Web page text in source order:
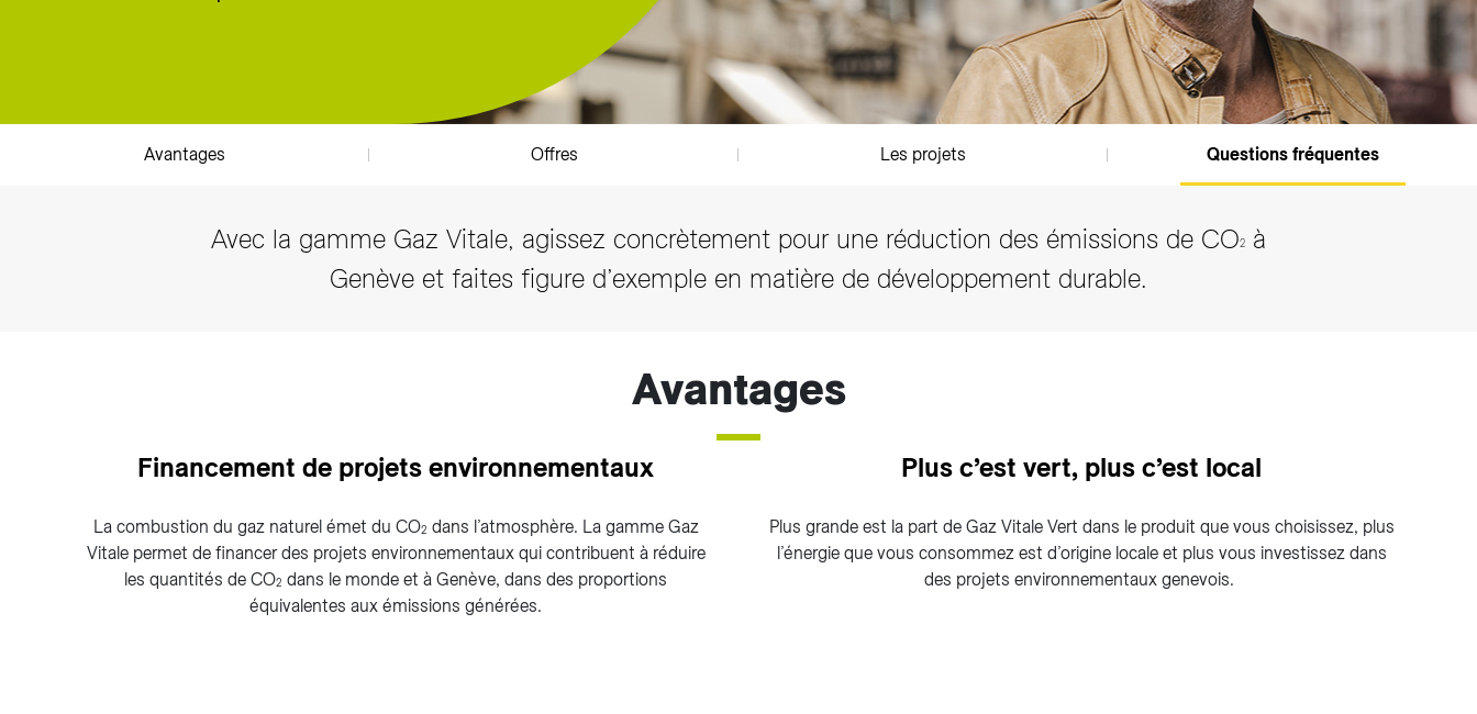
Tarifs et règlements
Avantages Offres Les projets Questions fréquentes
Avec la gamme Gaz Vitale, agissez concrètement pour une réduction des émissions de CO2
à
Genève et faites figure d’exemple en matière de développement durable.
Avantages
Financement de projets environnementaux
La combustion du gaz naturel émet du CO2 dans l’atmosphère. La gamme Gaz
Vitale permet de financer des projets environnementaux qui contribuent à réduire
les quantités de CO2 dans le monde et à Genève, dans des proportions
équivalentes aux émissions générées.
Plus c’est vert, plus c’est local
Plus grande est la part de Gaz Vitale Vert dans le produit que vous choisissez, plus
l’énergie que vous consommez est d’origine locale et plus vous investissez dans
des projets environnementaux genevois.